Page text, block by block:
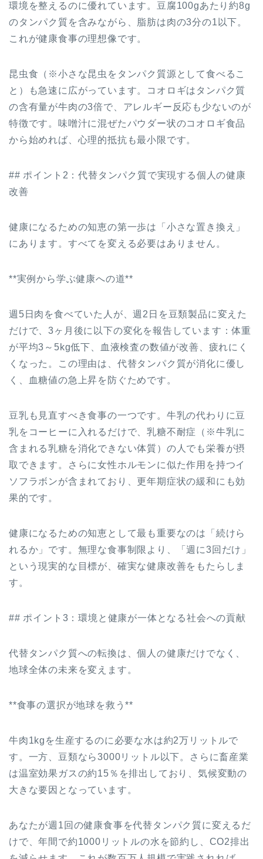
環境を整えるのに優れています。豆腐100gあたり約8g
のタンパク質を含みながら、脂肪は肉の3分の1以下。
これが健康食事の理想像です。
昆虫食（※小さな昆虫をタンパク質源として食べるこ
と）も急速に広がっています。コオロギはタンパク質
の含有量が牛肉の3倍で、アレルギー反応も少ないのが
特徴です。味噌汁に混ぜたパウダー状のコオロギ食品
から始めれば、心理的抵抗も最小限です。
## ポイント2：代替タンパク質で実現する個人の健康
改善
健康になるための知恵の第一歩は「小さな置き換え」
にあります。すべてを変える必要はありません。
**実例から学ぶ健康への道**
週5日肉を食べていた人が、週2日を豆類製品に変えた
だけで、3ヶ月後に以下の変化を報告しています：体重
が平均3～5kg低下、血液検査の数値が改善、疲れにく
くなった。この理由は、代替タンパク質が消化に優し
く、血糖値の急上昇を防ぐためです。
豆乳も見直すべき食事の一つです。牛乳の代わりに豆
乳をコーヒーに入れるだけで、乳糖不耐症（※牛乳に
含まれる乳糖を消化できない体質）の人でも栄養が摂
取できます。さらに女性ホルモンに似た作用を持つイ
ソフラボンが含まれており、更年期症状の緩和にも効
果的です。
健康になるための知恵として最も重要なのは「続けら
れるか」です。無理な食事制限より、「週に3回だけ」
という現実的な目標が、確実な健康改善をもたらしま
す。
## ポイント3：環境と健康が一体となる社会への貢献
代替タンパク質への転換は、個人の健康だけでなく、
地球全体の未来を変えます。
**食事の選択が地球を救う**
牛肉1kgを生産するのに必要な水は約2万リットルで
す。一方、豆類なら3000リットル以下。さらに畜産業
は温室効果ガスの約15％を排出しており、気候変動の
大きな要因となっています。
あなたが週1回の健康食事を代替タンパク質に変えるだ
けで、年間で約1000リットルの水を節約し、CO2排出